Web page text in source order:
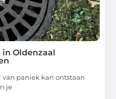
Oldenzaal
paniek kan ontstaan
je